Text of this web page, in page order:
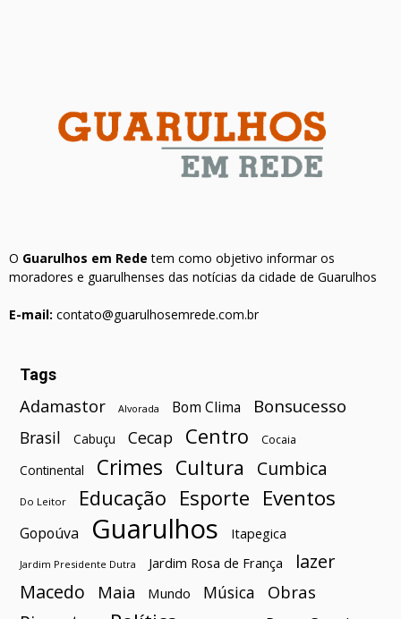
O Guarulhos em Rede tem como objetivo informar os
moradores e guarulhenses das notícias da cidade de Guarulhos
E-mail: contato@guarulhosemrede.com.br
Tags
Adamastor Alvorada Bom Clima Bonsucesso
Brasil Cabuçu Cecap Centro Cocaia
Continental Crimes Cultura Cumbica
Do Leitor Educação Esporte Eventos
Gopoúva Guarulhos Itapegica
Jardim Presidente Dutra Jardim Rosa de França
lazer
Macedo
Maia Mundo Música Obras